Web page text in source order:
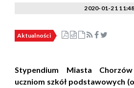
2020-01-21 11:48
Aktualności
Stypendium Miasta
uczniom szkół podstawowych